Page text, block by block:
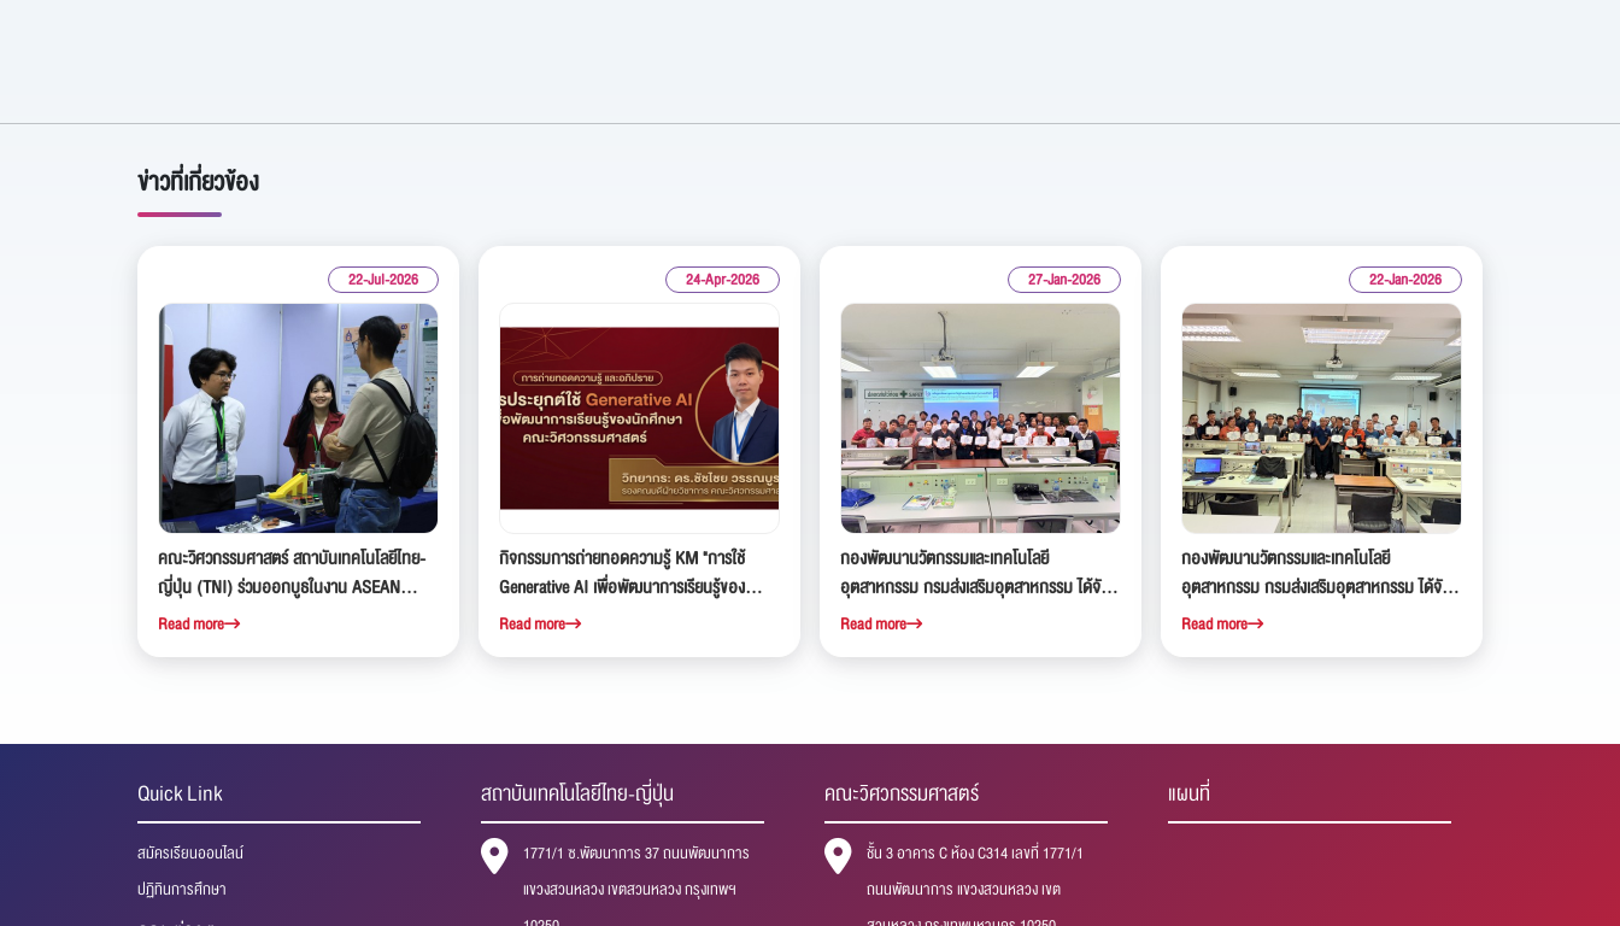
ข่าวที่เกี่ยวข้อง
22-Jul-2026
คณะวิศวกรรมศาสตร์ สถาบันเทคโนโลยีไทย-
ญี่ปุ่น (TNI) ร่วมออกบูธในงาน ASEAN
TOOLS EXPO 2026 ณ ศูนย์การประชุมแห่ง
Read more
24-Apr-2026
กิจกรรมการถ่ายทอดความรู้ KM "การใช้
Generative AI เพื่อพัฒนาการเรียนรู้ของ
นักศึกษา คณะวิศวกรรมศาสตร์"
Read more
27-Jan-2026
กองพัฒนานวัตกรรมและเทคโนโลยี
อุตสาหกรรม กรมส่งเสริมอุตสาหกรรม ได้จัด
อบรมเชิงปฏิบัติการ หลักสูตรพัฒนาบุคลากร
Read more
22-Jan-2026
กองพัฒนานวัตกรรมและเทคโนโลยี
อุตสาหกรรม กรมส่งเสริมอุตสาหกรรม ได้จัด
อบรมเชิงปฏิบัติการ หลักสูตรพัฒนาบุคลากร
Read more
Quick Link
สมัครเรียนออนไลน์
ปฏิทินการศึกษา
สถาบันเทคโนโลยีไทย-ญี่ปุ่น
1771/1 ซ.พัฒนาการ 37 ถนนพัฒนาการ
แขวงสวนหลวง เขตสวนหลวง กรุงเทพฯ
คณะวิศวกรรมศาสตร์
ชั้น 3 อาคาร C ห้อง C314 เลขที่ 1771/1
ถนนพัฒนาการ แขวงสวนหลวง เขต
แผนที่